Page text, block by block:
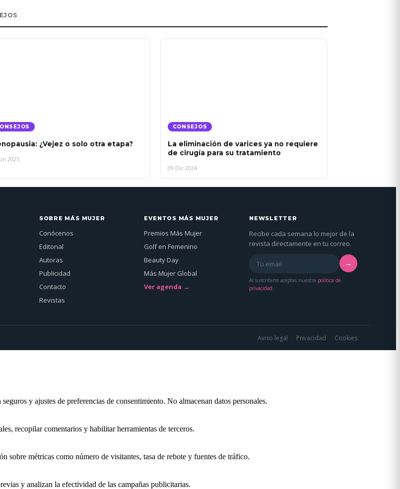
¿Vejez o solo otra etapa?
2025
CONSEJOS
La eliminación de varices ya no requiere
de cirugía para su tratamiento
09 Dic 2024
SOBRE MÁS MUJER
Conócenos
Editorial
Autoras
Publicidad
Contacto
Revistas
EVENTOS MÁS MUJER
Premios Más Mujer
Golf en Femenino
Beauty Day
Más Mujer Global
Ver agenda →
NEWSLETTER
Recibe cada semana lo mejor de la
revista directamente en tu correo.
→
Al suscribirte aceptas nuestra política de
privacidad.
Aviso legal Privacidad Cookies
y ajustes de preferencias de consentimiento. No almacenan datos personales.
recopilar comentarios y habilitar herramientas de terceros.
sobre métricas como número de visitantes, tasa de rebote y fuentes de tráfico.
y analizan la efectividad de las campañas publicitarias.